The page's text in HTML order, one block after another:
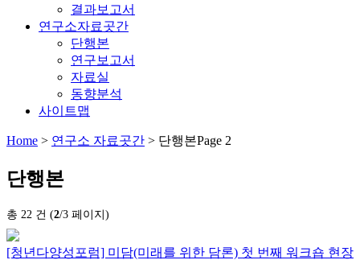
결과보고서
연구소자료곳간
단행본
연구보고서
자료실
동향분석
사이트맵
Home > 연구소 자료곳간 > 단행본Page 2
단행본
총 22 건 (2/3 페이지)
[청년다양성포럼] 미담(미래를 위한 담론) 첫 번째 워크숍 현장